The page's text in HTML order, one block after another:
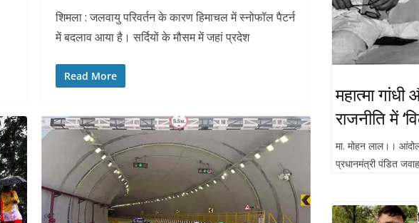
शिमला : जलवायु परिवर्तन के कारण हिमाचल में स्नोफॉल पैटर्न
में बदलाव आया है। सर्दियों के मौसम में जहां प्रदेश
Read More
महात्मा
राजनीति में
मा. मोहन लाल।।
प्रधानमंत्री पंडित